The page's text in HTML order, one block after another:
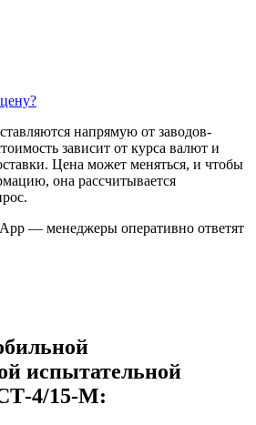
напрямую от заводов-
зависит от курса валют и
Цена может меняться, и чтобы
она рассчитывается
— менеджеры оперативно ответят
испытательной
4/15-М: